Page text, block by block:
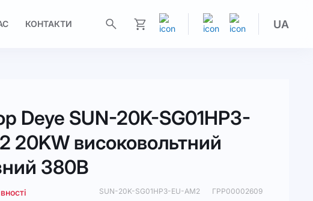
КОНТАКТИ
UA
Deye SUN-20K-SG01HP3-
20KW високовольтний
380В
SUN-20K-SG01HP3-EU-AM2 ГРР00002609